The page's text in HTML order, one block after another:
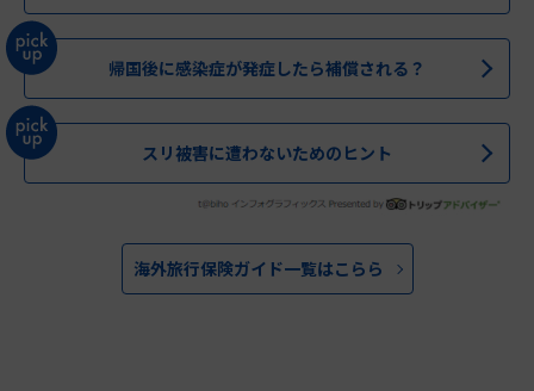
帰国後に感染症が発症したら補償される？
スリ被害に遭わないためのヒント
海外旅行保険ガイド一覧はこらら